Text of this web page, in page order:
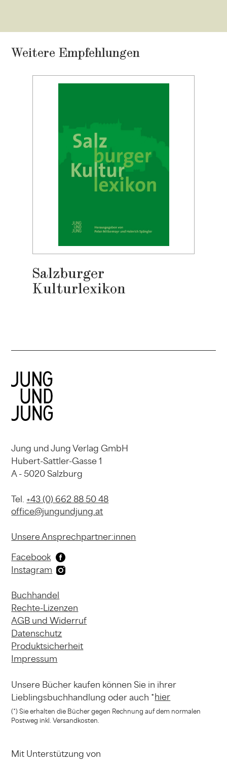
Weitere Empfehlungen
Salzburger
Kulturlexikon
Jung und Jung Verlag GmbH
Hubert-Sattler-Gasse 1
A - 5020 Salzburg
Tel. +43 (0) 662 88 50 48
office@jungundjung.at
Unsere Ansprechpartner:innen
Facebook
Instagram
Buchhandel
Rechte-Lizenzen
AGB und Widerruf
Datenschutz
Produktsicherheit
Impressum
Unsere Bücher kaufen könnenSie in ihrer
Lieblingsbuchhandlung oder auch *hier
(*) Sie erhalten die Bücher gegen Rechnung auf dem normalen
Postweg inkl. Versandkosten.
Mit Unterstützung von